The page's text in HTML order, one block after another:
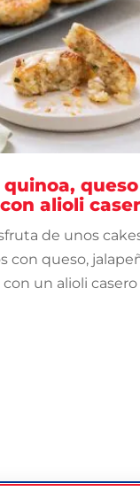
quinoa,
alioli
de unos
con queso,
un alioli